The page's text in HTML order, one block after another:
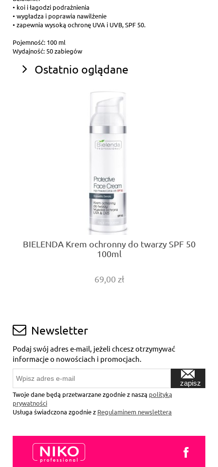
• koi i łagodzi podrażnienia
• wygładza i poprawia nawilżenie
• zapewnia wysoką ochronę UVA i UVB, SPF 50.
Pojemność: 100 ml
Wydajność: 50 zabiegów
Ostatnio oglądane
BIELENDA Krem ochronny do twarzy SPF 50
100ml
69,00 zł
Newsletter
Podaj swój adres e-mail, jeżeli chcesz otrzymywać
informacje o nowościach i promocjach.
zapisz
Twoje dane będą przetwarzane zgodnie z naszą polityką
prywatności
Usługa świadczona zgodnie z Regulaminem newslettera